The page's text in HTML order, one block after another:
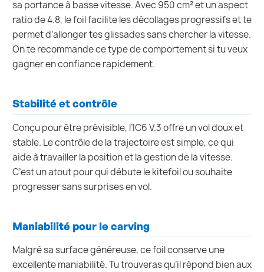
sa portance à basse vitesse. Avec 950 cm² et un aspect
ratio de 4.8, le foil facilite les décollages progressifs et te
permet d’allonger tes glissades sans chercher la vitesse.
On te recommande ce type de comportement si tu veux
gagner en confiance rapidement.
Stabilité et contrôle
Conçu pour être prévisible, l’IC6 V.3 offre un vol doux et
stable. Le contrôle de la trajectoire est simple, ce qui
aide à travailler la position et la gestion de la vitesse.
C’est un atout pour qui débute le kitefoil ou souhaite
progresser sans surprises en vol.
Maniabilité pour le carving
Malgré sa surface généreuse, ce foil conserve une
excellente maniabilité. Tu trouveras qu’il répond bien aux